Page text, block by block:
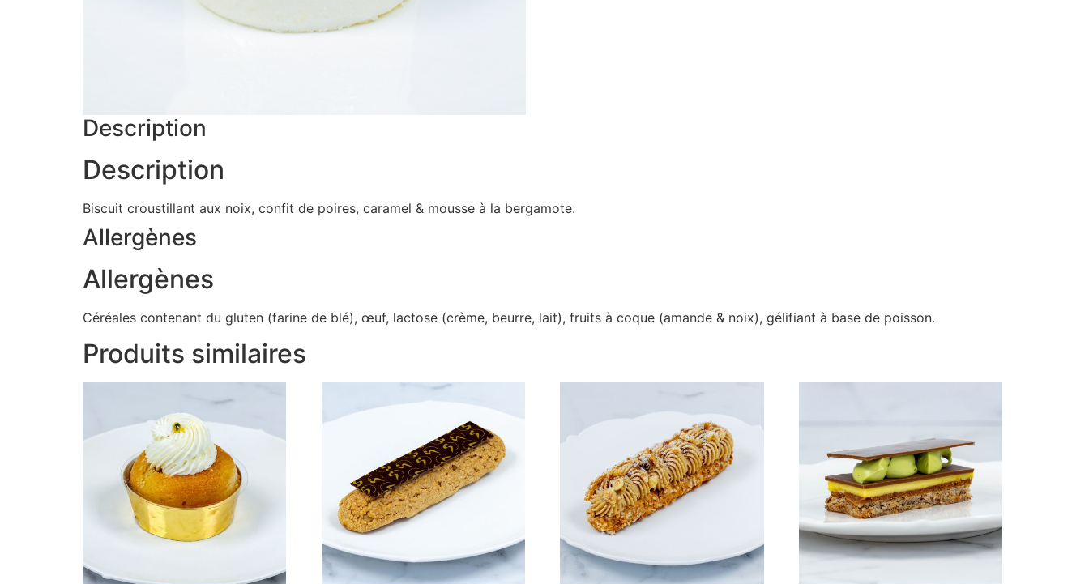
Description
Description
Biscuit croustillant aux noix, confit de poires, caramel & mousse à la bergamote.
Allergènes
Allergènes
Céréales contenant du gluten (farine de blé), œuf, lactose (crème, beurre, lait), fruits à coque (amande & noix), gélifiant à base de poisson.
Produits similaires